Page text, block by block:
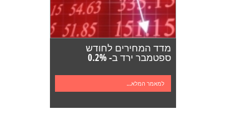
מדד המחירים לחודש
ספטמבר ירד ב- 0.2%
למאמר המלא...